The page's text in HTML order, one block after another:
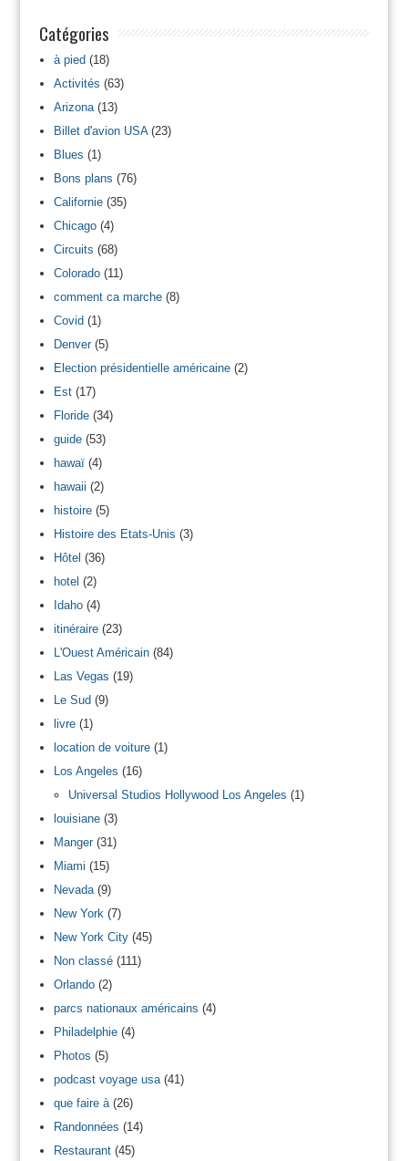
Catégories
à pied(18)
Activités (63)
Arizona(13)
Billet d'avion USA(23)
Blues (1)
Bons plans (76)
Californie(35)
Chicago(4)
Circuits (68)
Colorado(11)
comment ca marche(8)
Covid(1)
Denver(5)
Election présidentielle américaine(2)
Est(17)
Floride(34)
guide(53)
hawaï(4)
hawaii (2)
histoire(5)
Histoire des Etats-Unis (3)
Hôtel (36)
hotel (2)
Idaho(4)
itinéraire(23)
L'Ouest Américain(84)
Las Vegas (19)
Le Sud(9)
livre(1)
location de voiture(1)
Los Angeles (16)
Universal Studios Hollywood Los Angeles (1)
louisiane(3)
Manger(31)
Miami (15)
Nevada(9)
New York (7)
New York City(45)
Non classé(111)
Orlando(2)
parcs nationaux américains (4)
Philadelphie(4)
Photos (5)
podcast voyage usa(41)
que faire à(26)
Randonnées (14)
Restaurant(45)